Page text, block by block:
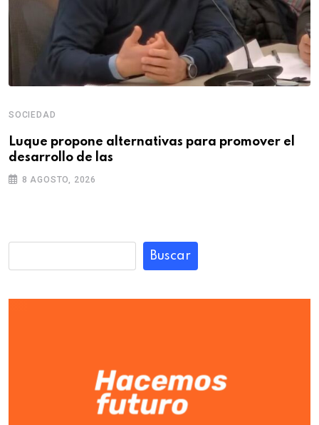
SOCIEDAD
Luque propone alternativas para promover el
desarrollo de las
8 AGOSTO, 2026
Buscar